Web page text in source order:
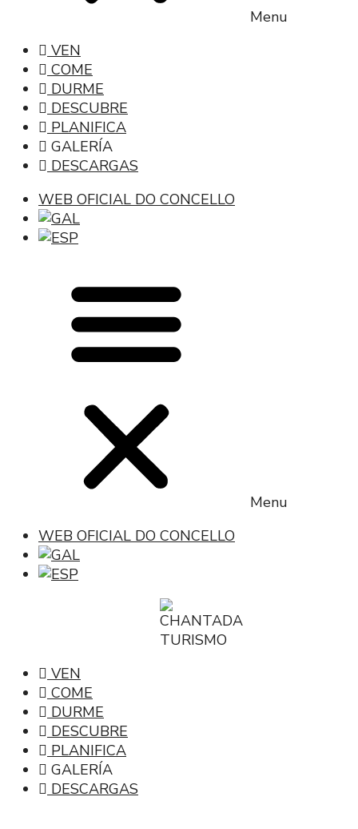
Menu
VEN
COME
DURME
DESCUBRE
PLANIFICA
GALERÍA
DESCARGAS
WEB OFICIAL DO CONCELLO
Menu
WEB OFICIAL DO CONCELLO
VEN
COME
DURME
DESCUBRE
PLANIFICA
GALERÍA
DESCARGAS